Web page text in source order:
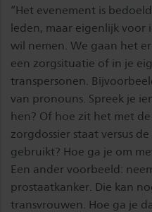
“Het evenement is
leden, maar eigenlijk voor
wil nemen. We gaan het
een zorgsituatie of in je
transpersonen.
van pronouns. Spreek je
hen? Of hoe zit het met
zorgdossier staat versus
gebruikt? Hoe ga je om
Een ander voorbeeld:
prostaatkanker. Die kan
transvrouwen. Hoe ga je